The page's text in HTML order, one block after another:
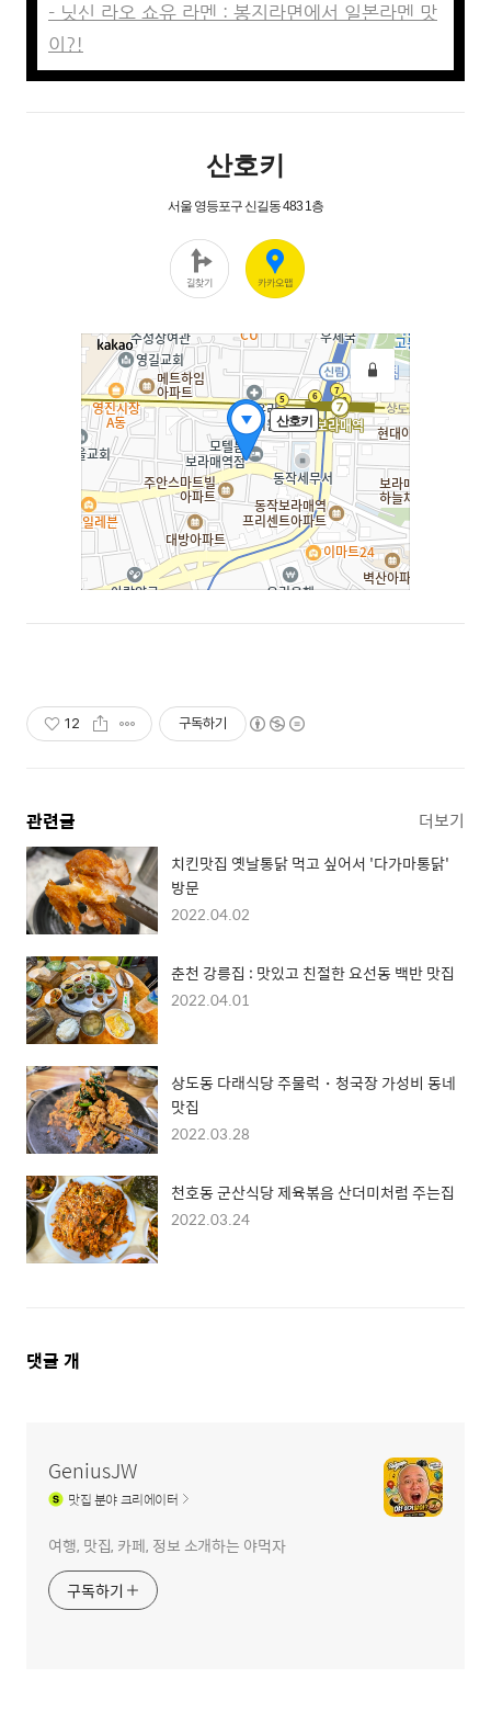
- 닛신 라오 쇼유 라멘 : 봉지라면에서 일본라멘 맛
이?!
12 구독하기
관련글 더보기
치킨맛집 옛날통닭 먹고 싶어서 '다가마통닭'
방문
2022.04.02
춘천 강릉집 : 맛있고 친절한 요선동 백반 맛집
2022.04.01
상도동 다래식당 주물럭・청국장 가성비 동네
맛집
2022.03.28
천호동 군산식당 제육볶음 산더미처럼 주는집
2022.03.24
댓
댓글 개
GeniusJW
맛집분야 크리에이터
여행, 맛집, 카페, 정보 소개하는 야먹자
구독하기